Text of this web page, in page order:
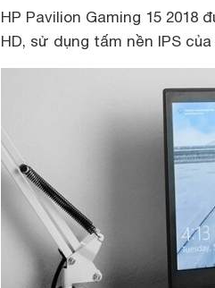
HP Pavilion Gaming 15 2018
HD, sử dụng tấm nền IPS của